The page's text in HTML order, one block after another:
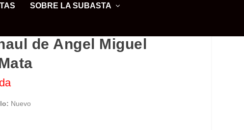
SOBRE LA SUBASTA
de Angel Miguel
Nuevo